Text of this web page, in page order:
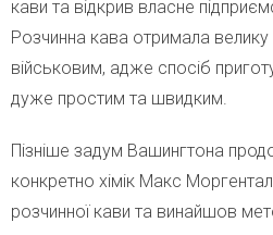
кави та відкрив власне
Розчинна кава отримала велику
військовим, адже спосіб
дуже простим та швидким.
Пізніше задум Вашингтона
конкретно хімік Макс
розчинної кави та винайшов